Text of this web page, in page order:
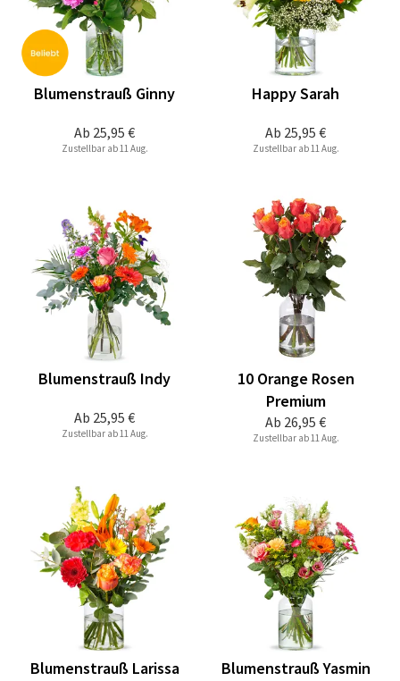
Ab 25,95 €
Blumenstrauß Ginny
Zustellbar ab 11 Aug.
Ab 25,95 €
Happy Sarah
Zustellbar ab 11 Aug.
Ab 25,95 €
Blumenstrauß Indy
Zustellbar ab 11 Aug.
Ab 26,95 €
10 Orange Rosen
Premium
Zustellbar ab 11 Aug.
Blumenstrauß Larissa Blumenstrauß Yasmin